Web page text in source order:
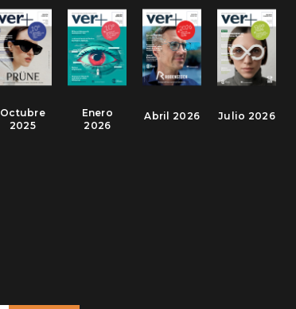
Julio 2026
Abril 2026
Enero
2026
Octubre
2025